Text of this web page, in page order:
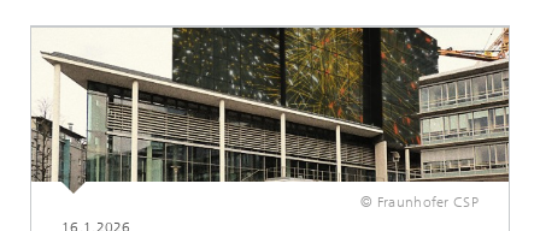
© Fraunhofer CSP
16.1.2026